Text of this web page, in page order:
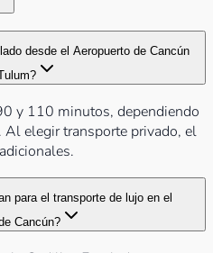
desde el Aeropuerto de Cancún
y 110 minutos, dependiendo
elegir transporte privado, el
para el transporte de lujo en el
Cancún?